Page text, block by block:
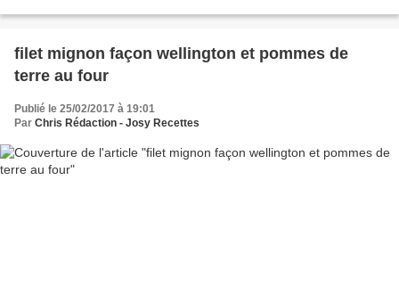
filet mignon façon wellington et pommes de
terre au four
Publié le 25/02/2017 à 19:01
Par Chris Rédaction - Josy Recettes